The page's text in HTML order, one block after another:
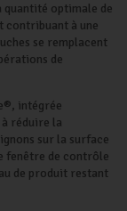
quantité optimale de
contribuant à une
se remplacent
de
intégrée
réduire la
sur la surface
fenêtre de contrôle
de produit restant